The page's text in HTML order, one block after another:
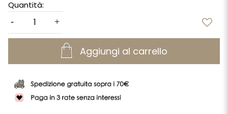
Quantità:
Aggiungi al carrello